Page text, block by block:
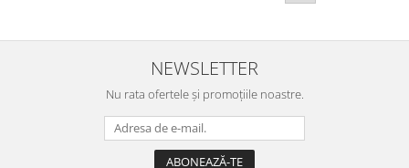
NEWSLETTER
Nu rata ofertele și promoțiile noastre.